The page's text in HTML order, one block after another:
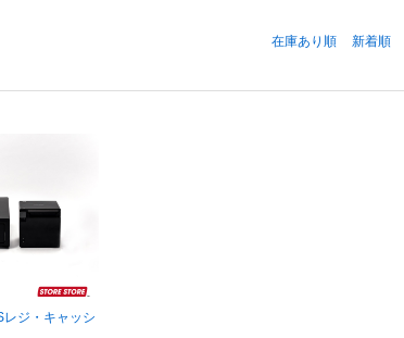
在庫あり順 新着順
ジ・キャッシ